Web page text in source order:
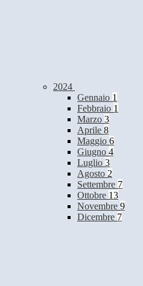
2024
Gennaio 1
Febbraio 1
Marzo 3
Aprile 8
Maggio 6
Giugno 4
Luglio 3
Agosto 2
Settembre 7
Ottobre 13
Novembre 9
Dicembre 7